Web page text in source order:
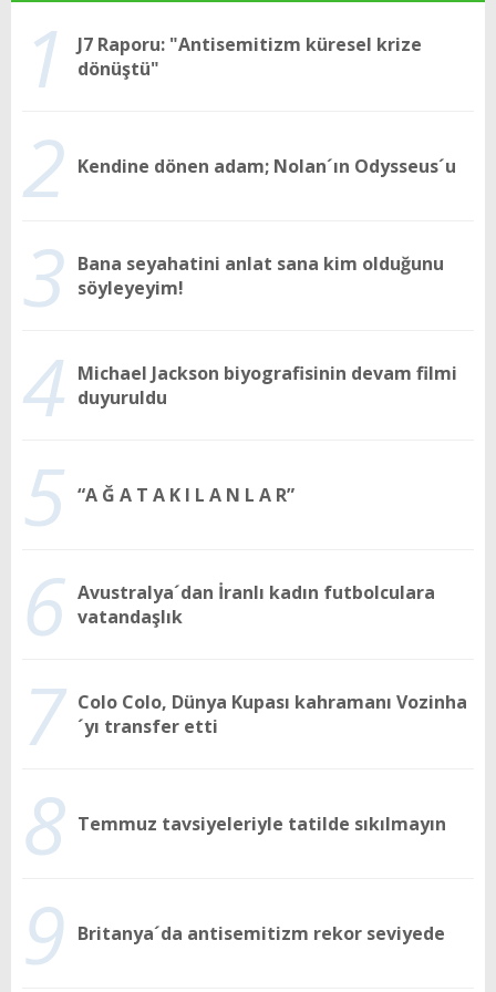
1
J7 Raporu: "Antisemitizm küresel krize
dönüştü"
2 Kendine dönen adam; Nolan´ın Odysseus´u
3 Bana seyahatini anlat sana kim olduğunu
söyleyeyim!
4 Michael Jackson biyografisinin devam filmi
duyuruldu
5 “A Ğ A T A K I L A N L A R”
6 Avustralya´dan İranlı kadın futbolculara
vatandaşlık
7 Colo Colo, Dünya Kupası kahramanı Vozinha
´yı transfer etti
8 Temmuz tavsiyeleriyle tatilde sıkılmayın
9 Britanya´da antisemitizm rekor seviyede